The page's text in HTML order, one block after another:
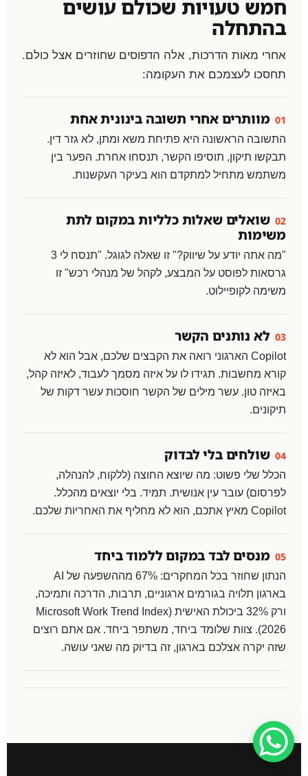
חמש טעויות שכולם עושים
בהתחלה
אחרי מאות הדרכות, אלה הדפוסים שחוזרים אצל כולם.
תחסכו לעצמכם את העקומה:
01 מוותרים אחרי תשובה בינונית אחת
התשובה הראשונה היא פתיחת משא ומתן, לא גזר דין.
תבקשו תיקון, תוסיפו הקשר, תנסחו אחרת. הפער בין
משתמש מתחיל למתקדם הוא בעיקר העקשנות.
02 שואלים שאלות כלליות במקום לתת
משימות
"מה אתה יודע על שיווק?" זו שאלה לגוגל. "תנסח לי 3
גרסאות לפוסט על המבצע, לקהל של מנהלי רכש" זו
משימה לקופיילוט.
03 לא נותנים הקשר
Copilot הארגוני רואה את הקבצים שלכם, אבל הוא לא
קורא מחשבות. תגידו לו על איזה מסמך לעבוד, לאיזה קהל,
באיזה טון. עשר מילים של הקשר חוסכות עשר דקות של
תיקונים.
04 שולחים בלי לבדוק
הכלל שלי פשוט: מה שיוצא החוצה (ללקוח, להנהלה,
לפרסום) עובר עין אנושית. תמיד. בלי יוצאים מהכלל.
Copilot מאיץ אתכם, הוא לא מחליף את האחריות שלכם.
05 מנסים לבד במקום ללמוד ביחד
הנתון שחוזר בכל המחקרים: 67% מההשפעה של AI
בארגון תלויה בגורמים ארגוניים, תרבות, הדרכה ותמיכה,
ורק 32% ביכולת האישית (Microsoft Work Trend Index
2026). צוות שלומד ביחד, משתפר ביחד. אם אתם רוצים
שזה יקרה אצלכם בארגון, זה בדיוק מה שאני עושה.